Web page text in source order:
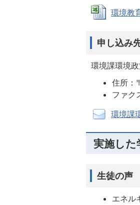
環境教
申し込み
環境課環境
住所：
ファク
環境課
実施した
生徒の声
エネル